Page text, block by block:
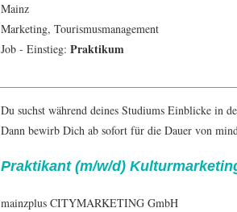
Mainz
Marketing, Tourismusmanagement
Job - Einstieg: Praktikum
Du suchst während deines Studiums Einblicke in
Dann bewirb Dich ab sofort für die Dauer von
Praktikant (m/w/d)
mainzplus CITYMARKETING GmbH